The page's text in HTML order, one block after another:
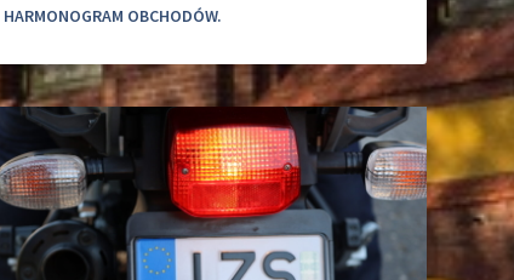
HARMONOGRAM OBCHODÓW.